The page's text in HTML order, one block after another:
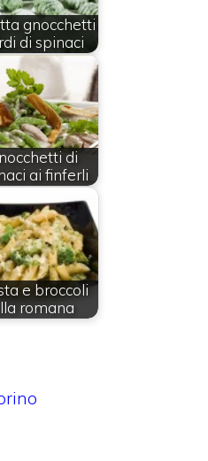
gnocchetti
di spinaci
di
ai finferli
e broccoli
romana